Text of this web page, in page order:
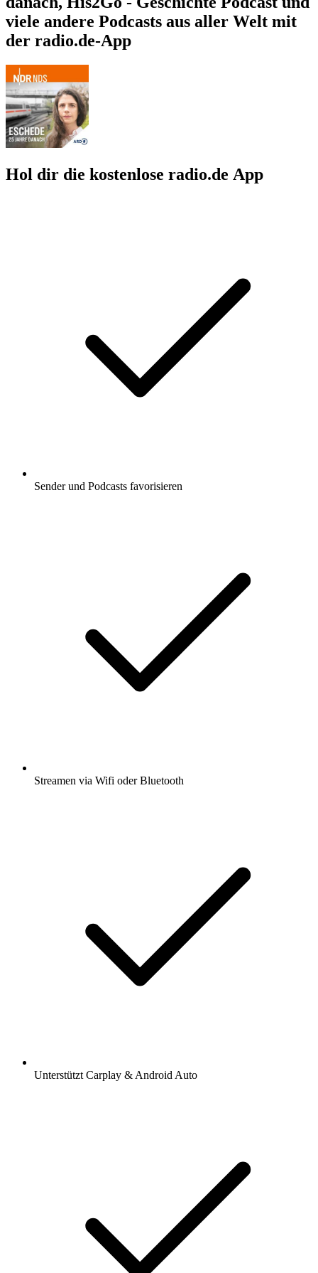
viele andere Podcasts aus aller Welt mit
der radio.de-App
Hol dir die kostenlose radio.de App
Sender und Podcasts favorisieren
Streamen via Wifi oder Bluetooth
Unterstützt Carplay & Android Auto